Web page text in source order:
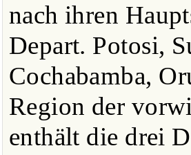
nach ihren
Depart. Potosi,
Cochabamba,
Region der
enthält die drei